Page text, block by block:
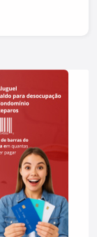
exclusivo
Vereda
com